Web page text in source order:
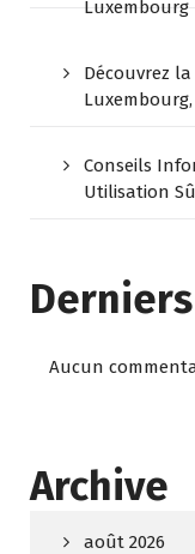
Luxembourg
Découvrez
Conseils
Utilisation
Aucun
Archive
août 2026